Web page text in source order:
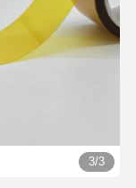
3/3